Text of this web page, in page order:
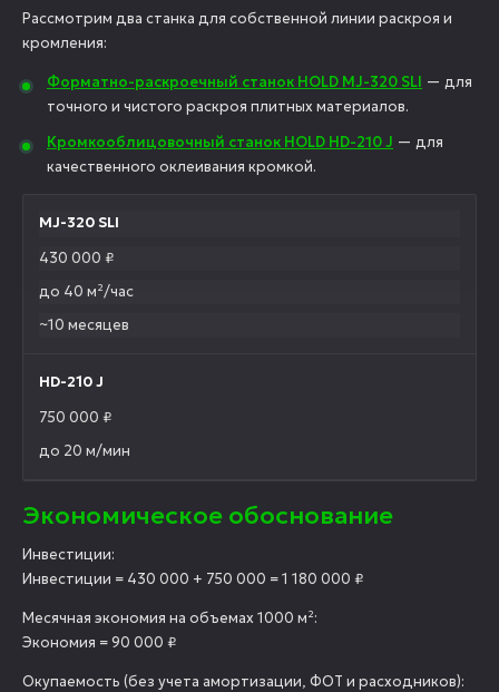
Рассмотрим два станка для собственной линии раскроя и
кромления:
Форматно-раскроечный станок HOLD MJ-320 SLI — для
точного и чистого раскроя плитных материалов.
Кромкооблицовочный станок HOLD HD-210 J — для
качественного оклеивания кромкой.
MJ-320 SLI
430 000 ₽
до 40 м²/час
~10 месяцев
HD-210 J
750 000 ₽
до 20 м/мин
Экономическое обоснование
Инвестиции:
Инвестиции = 430 000 + 750 000 = 1 180 000 ₽
Месячная экономия на объемах 1000 м²:
Экономия = 90 000 ₽
Окупаемость (без учета амортизации, ФОТ и расходников):